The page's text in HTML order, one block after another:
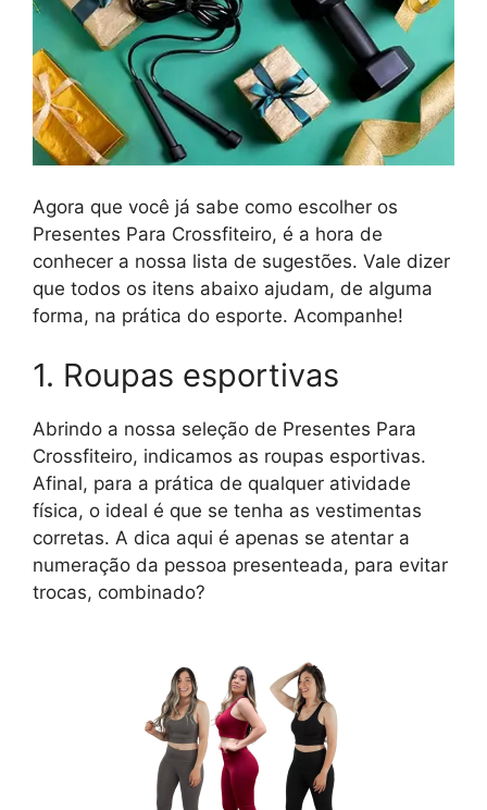
Agora que você já sabe como escolher os
Presentes Para Crossfiteiro, é a hora de
conhecer a nossa lista de sugestões. Vale dizer
que todos os itens abaixo ajudam, de alguma
forma, na prática do esporte. Acompanhe!
1. Roupas esportivas
Abrindo a nossa seleção de Presentes Para
Crossfiteiro, indicamos as roupas esportivas.
Afinal, para a prática de qualquer atividade
física, o ideal é que se tenha as vestimentas
corretas. A dica aqui é apenas se atentar a
numeração da pessoa presenteada, para evitar
trocas, combinado?